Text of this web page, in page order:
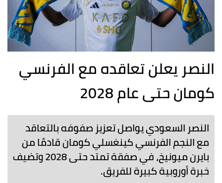
النصر يعلن تعاقده مع الفرنسي
كومان حتى عام 2028
النصر السعودي يواصل تعزيز صفوفه بالتعاقد
مع النجم الفرنسي كينغسلي كومان قادمًا من
بايرن ميونيخ، في صفقة تمتد حتى 2028 وتضيف
خبرة أوروبية كبيرة للفريق.